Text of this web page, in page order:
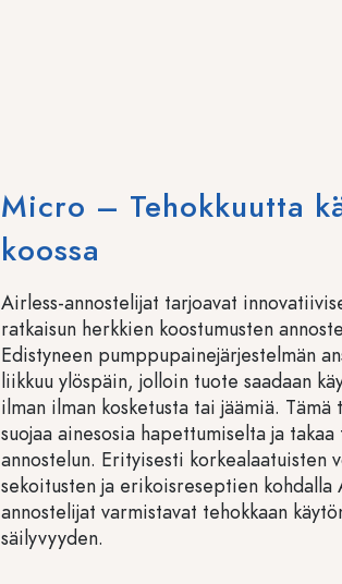
Micro – Tehokkuutta
koossa
Airless-annostelijat tarjoavat
ratkaisun herkkien koostumusten
Edistyneen pumppupainejärjestelmän
liikkuu ylöspäin, jolloin tuote saadaan
ilman ilman kosketusta tai jäämiä. Tämä
suojaa ainesosia hapettumiselta ja
annostelun. Erityisesti korkealaatuisten
sekoitusten ja erikoisreseptien kohdalla
annostelijat varmistavat tehokkaan
säilyvyyden.